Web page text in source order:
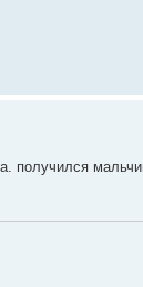
получился